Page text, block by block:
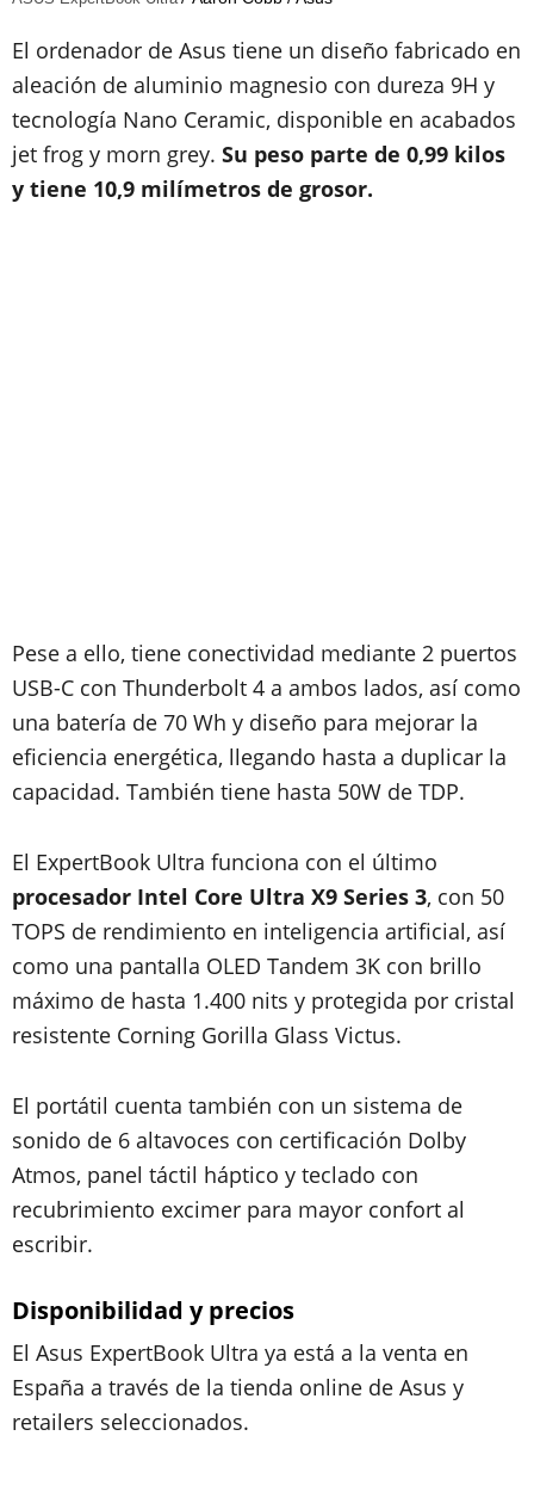
El ordenador de Asus tiene un diseño fabricado en
aleación de aluminio magnesio con dureza 9H y
tecnología Nano Ceramic, disponible en acabados
jet frog y morn grey. Su peso parte de 0,99 kilos
y tiene 10,9 milímetros de grosor.
Pese a ello, tiene conectividad mediante 2 puertos
USB-C con Thunderbolt 4 a ambos lados, así como
una batería de 70 Wh y diseño para mejorar la
eficiencia energética, llegando hasta a duplicar la
capacidad. También tiene hasta 50W de TDP.
El ExpertBook Ultra funciona con el último
procesador Intel Core Ultra X9 Series 3, con 50
TOPS de rendimiento en inteligencia artificial, así
como una pantalla OLED Tandem 3K con brillo
máximo de hasta 1.400 nits y protegida por cristal
resistente Corning Gorilla Glass Victus.
El portátil cuenta también con un sistema de
sonido de 6 altavoces con certificación Dolby
Atmos, panel táctil háptico y teclado con
recubrimiento excimer para mayor confort al
escribir.
Disponibilidad y precios
El Asus ExpertBook Ultra ya está a la venta en
España a través de la tienda online de Asus y
retailers seleccionados.